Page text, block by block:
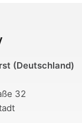
(Deutschland)
32